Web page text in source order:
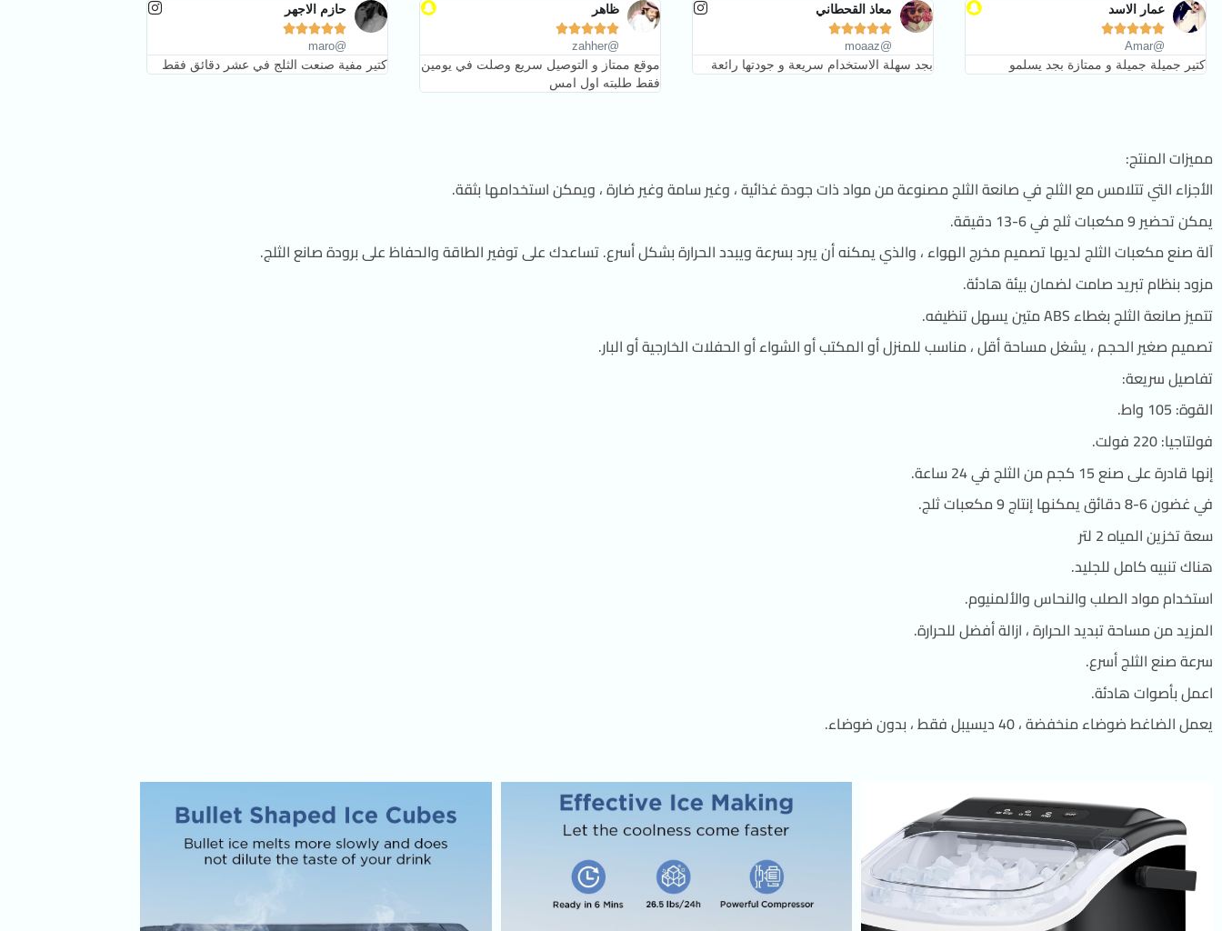
عمار الاسد





@Amar
كتير جميلة جميلة و ممتازة بجد يسلمو
معاذ القحطاني





@moaaz
بجد سهلة الاستخدام سريعة و جودتها رائعة
ظاهر





@zahher
موقع ممتاز و التوصيل سريع وصلت في يومين
فقط طلبته اول امس
حازم الاجهر





@maro
كتير مفية صنعت الثلج في عشر دقائق فقط
مميزات المنتج:
الأجزاء التي تتلامس مع الثلج في صانعة الثلج مصنوعة من مواد ذات جودة غذائية ، وغير سامة وغير ضارة ، ويمكن استخدامها بثقة.
يمكن تحضير 9 مكعبات ثلج في 6-13 دقيقة.
آلة صنع مكعبات الثلج لديها تصميم مخرج الهواء ، والذي يمكنه أن يبرد بسرعة ويبدد الحرارة بشكل أسرع. تساعدك على توفير الطاقة والحفاظ على برودة صانع الثلج.
مزود بنظام تبريد صامت لضمان بيئة هادئة.
تتميز صانعة الثلج بغطاء ABS متين يسهل تنظيفه.
تصميم صغير الحجم ، يشغل مساحة أقل ، مناسب للمنزل أو المكتب أو الشواء أو الحفلات الخارجية أو البار.
تفاصيل سريعة:
القوة: 105 واط.
فولتاجيا: 220 فولت.
إنها قادرة على صنع 15 كجم من الثلج في 24 ساعة.
في غضون 6-8 دقائق يمكنها إنتاج 9 مكعبات ثلج.
سعة تخزين المياه 2 لتر
هناك تنبيه كامل للجليد.
استخدام مواد الصلب والنحاس والألمنيوم.
المزيد من مساحة تبديد الحرارة ، ازالة أفضل للحرارة.
سرعة صنع الثلج أسرع.
اعمل بأصوات هادئة.
يعمل الضاغط ضوضاء منخفضة ، 40 ديسيبل فقط ، بدون ضوضاء.